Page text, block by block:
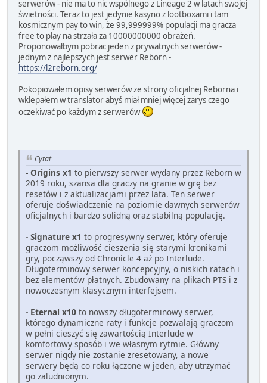
serwerów - nie ma to nic wspólnego z Lineage 2 w latach swojej
świetności. Teraz to jest jedynie kasyno z lootboxami i tam
kosmicznym pay to win, że 99,999999% populacji ma gracza
free to play na strzała za 10000000000 obrażeń.
Proponowałbym pobrac jeden z prywatnych serwerów -
jednym z najlepszych jest serwer Reborn -
https://l2reborn.org/
Pokopiowałem opisy serwerów ze strony oficjalnej Reborna i
wklepałem w translator abyś miał mniej więcej zarys czego
oczekiwać po każdym z serwerów
Cytat
- Origins x1 to pierwszy serwer wydany przez Reborn w
2019 roku, szansa dla graczy na granie w grę bez
resetów i z aktualizacjami przez lata. Ten serwer
oferuje doświadczenie na poziomie dawnych serwerów
oficjalnych i bardzo solidną oraz stabilną populację.
- Signature x1 to progresywny serwer, który oferuje
graczom możliwość cieszenia się starymi kronikami
gry, począwszy od Chronicle 4 aż po Interlude.
Długoterminowy serwer koncepcyjny, o niskich ratach i
bez elementów płatnych. Zbudowany na plikach PTS i z
nowoczesnym klasycznym interfejsem.
- Eternal x10 to nowszy długoterminowy serwer,
którego dynamiczne raty i funkcje pozwalają graczom
w pełni cieszyć się zawartością Interlude w
komfortowy sposób i we własnym rytmie. Główny
serwer nigdy nie zostanie zresetowany, a nowe
serwery będą co roku łączone w jeden, aby utrzymać
go zaludnionym.